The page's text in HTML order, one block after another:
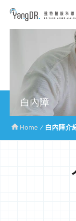
白內障
Home 白內障介